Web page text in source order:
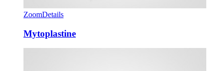
ZoomDetails
Mytoplastine